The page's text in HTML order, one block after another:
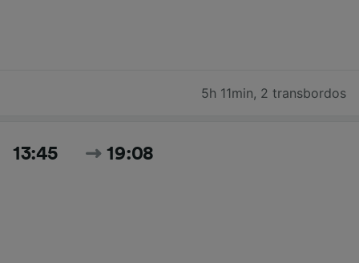
5h 11min, 2 transbordos
13:45 19:08